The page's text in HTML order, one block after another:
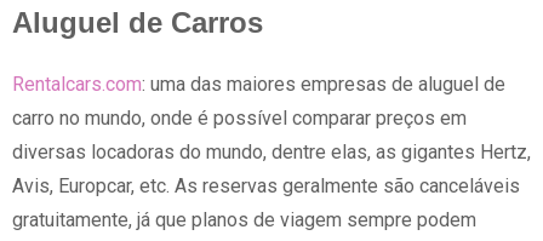
Aluguel de Carros
Rentalcars.com: uma das maiores empresas de aluguel de
carro no mundo, onde é possível comparar preços em
diversas locadoras do mundo, dentre elas, as gigantes Hertz,
Avis, Europcar, etc. As reservas geralmente são canceláveis
gratuitamente, já que planos de viagem sempre podem